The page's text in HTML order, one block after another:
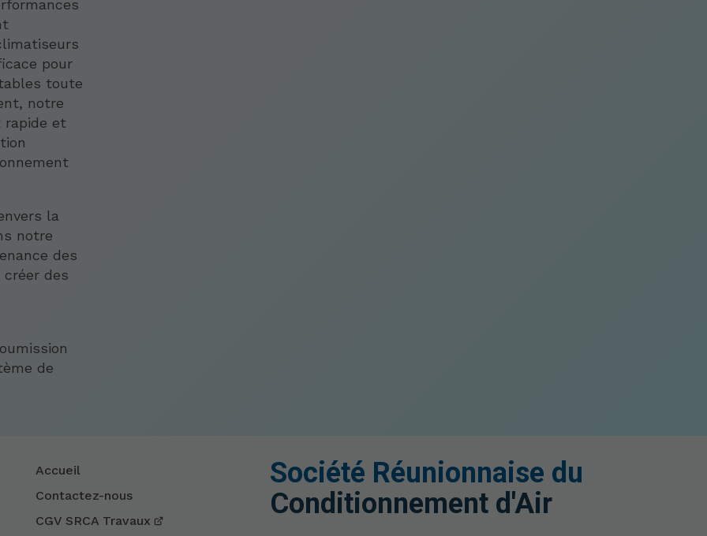
pour
toute
notre
rapide et
la
notre
des
des
de
Accueil
Contactez-nous
CGV SRCA Travaux
Société Réunionnaise du
Conditionnement d'Air